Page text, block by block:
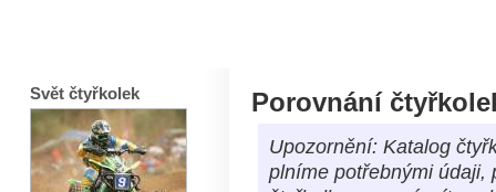
Porovnání
Upozornění: Katalog
plníme potřebnými údaji,
Svět čtyřkolek